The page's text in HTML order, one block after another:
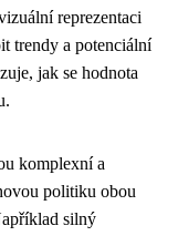
reprezentaci
trendy a potenciální
jak se hodnota
komplexní a
politiku obou
silný